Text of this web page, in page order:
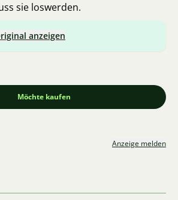
sie loswerden.
anzeigen
Möchte kaufen
Anzeige melden